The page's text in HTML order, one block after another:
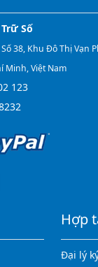
Số
38, Khu Đô Thị Vạn
Minh, Việt Nam
123
Hợp
Đại lý